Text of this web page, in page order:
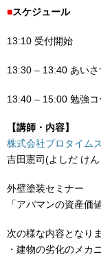
■スケジュール
13:10 受付開始
13:30 – 13:40 あいさ
13:40 – 15:00 勉強コ
【講師・内容】
株式会社プロタイム
吉田憲司(よしだ け
外壁塗装セミナー
「アパマンの資産価
次の様な内容となりま
・建物の劣化のメカ